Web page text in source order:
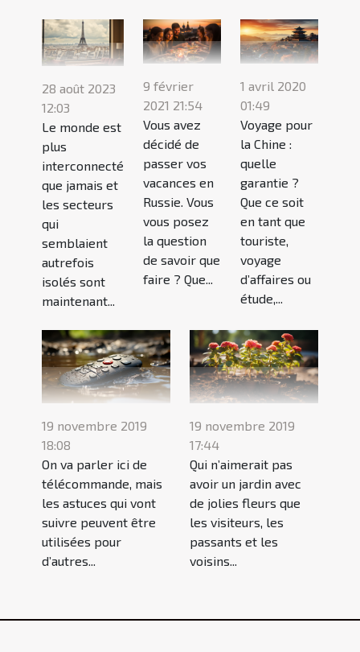
28 août 2023
12:03
Le monde est
plus
interconnecté
que jamais et
les secteurs
qui
semblaient
autrefois
isolés sont
maintenant...
9 février
2021 21:54
Vous avez
décidé de
passer vos
vacances en
Russie. Vous
vous posez
la question
de savoir que
faire ? Que...
1 avril 2020
01:49
Voyage pour
la Chine :
quelle
garantie ?
Que ce soit
en tant que
touriste,
voyage
d’affaires ou
étude,...
19 novembre 2019
18:08
On va parler ici de
télécommande, mais
les astuces qui vont
suivre peuvent être
utilisées pour
d’autres...
19 novembre 2019
17:44
Qui n’aimerait pas
avoir un jardin avec
de jolies fleurs que
les visiteurs, les
passants et les
voisins...